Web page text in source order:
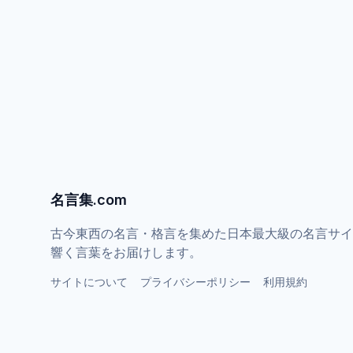
名言集.com
古今東西の名言・格言を集めた日本最大級の名言サ
響く言葉をお届けします。
サイトについて プライバシーポリシー 利用規約